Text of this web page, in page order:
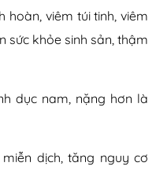
hoàn, viêm túi tinh, viêm
sức khỏe sinh sản, thậm
dục nam, nặng hơn là
dịch, tăng nguy cơ